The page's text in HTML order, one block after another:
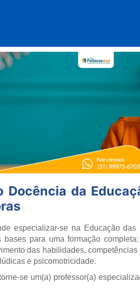
Docência da
especializar-se na Educação
bases para uma formação
das habilidades,
e psicomotricidade.
se um(a) professor(a)